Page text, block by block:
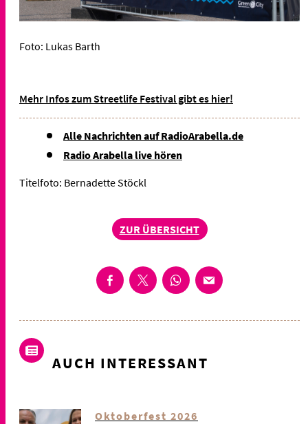
Foto: Lukas Barth
Mehr Infos zum Streetlife Festival gibt es hier!
Alle Nachrichten auf RadioArabella.de
Radio Arabella live hören
Titelfoto: Bernadette Stöckl
ZUR ÜBERSICHT
AUCH INTERESSANT
Oktoberfest 2026